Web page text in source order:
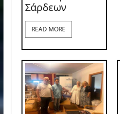
Σάρδεων
READ MORE